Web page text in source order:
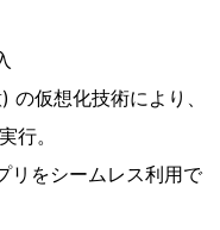
仮想化技術により、
行。
リをシームレス利用で